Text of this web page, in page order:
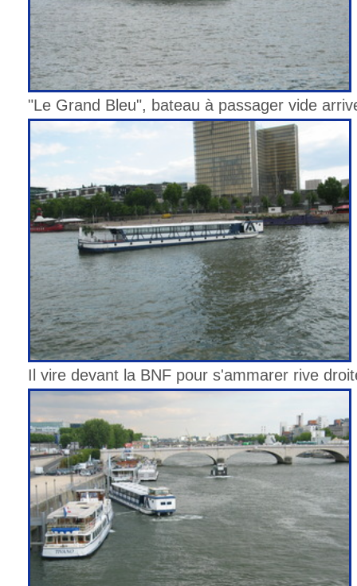
"Le Grand Bleu", bateau à passager vide
Il vire devant la BNF pour s'ammarer rive